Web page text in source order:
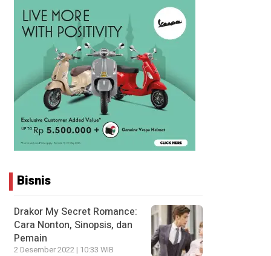
Bisnis
Drakor My Secret Romance:
Cara Nonton, Sinopsis, dan
Pemain
2 Desember 2022 | 10:33 WIB